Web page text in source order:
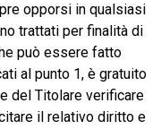
opporsi in qualsiasi
trattati per finalità di
può essere fatto
al punto 1, è gratuito
del Titolare verificare
il relativo diritto e